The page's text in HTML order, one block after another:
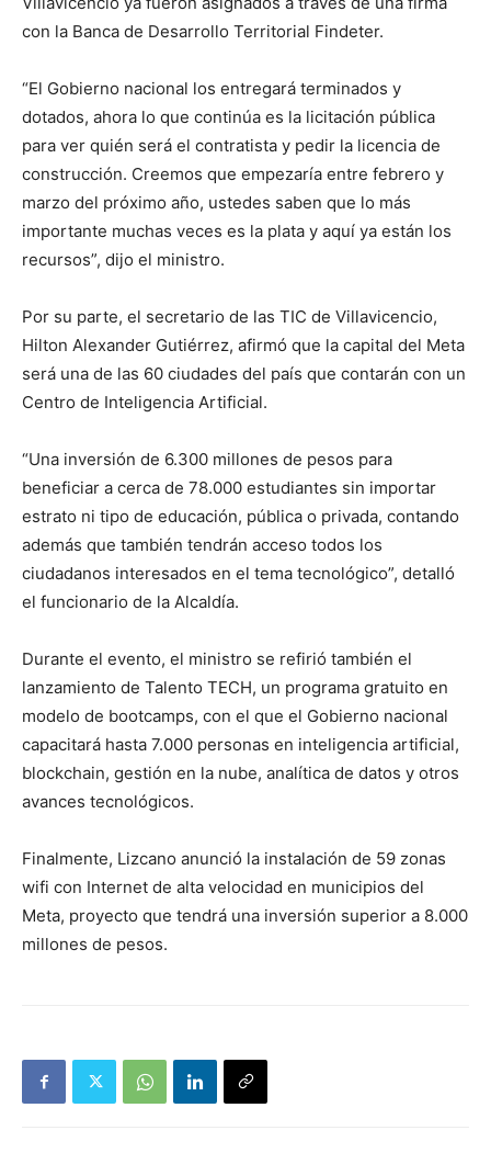
con la Banca de Desarrollo Territorial Findeter.
“El Gobierno nacional los entregará terminados y
dotados, ahora lo que continúa es la licitación pública
para ver quién será el contratista y pedir la licencia de
construcción. Creemos que empezaría entre febrero y
marzo del próximo año, ustedes saben que lo más
importante muchas veces es la plata y aquí ya están los
recursos”, dijo el ministro.
Por su parte, el secretario de las TIC de Villavicencio,
Hilton Alexander Gutiérrez, afirmó que la capital del Meta
será una de las 60 ciudades del país que contarán con un
Centro de Inteligencia Artificial.
“Una inversión de 6.300 millones de pesos para
beneficiar a cerca de 78.000 estudiantes sin importar
estrato ni tipo de educación, pública o privada, contando
además que también tendrán acceso todos los
ciudadanos interesados en el tema tecnológico”, detalló
el funcionario de la Alcaldía.
Durante el evento, el ministro se refirió también el
lanzamiento de Talento TECH, un programa gratuito en
modelo de bootcamps, con el que el Gobierno nacional
capacitará hasta 7.000 personas en inteligencia artificial,
blockchain, gestión en la nube, analítica de datos y otros
avances tecnológicos.
Finalmente, Lizcano anunció la instalación de 59 zonas
wifi con Internet de alta velocidad en municipios del
Meta, proyecto que tendrá una inversión superior a 8.000
millones de pesos.